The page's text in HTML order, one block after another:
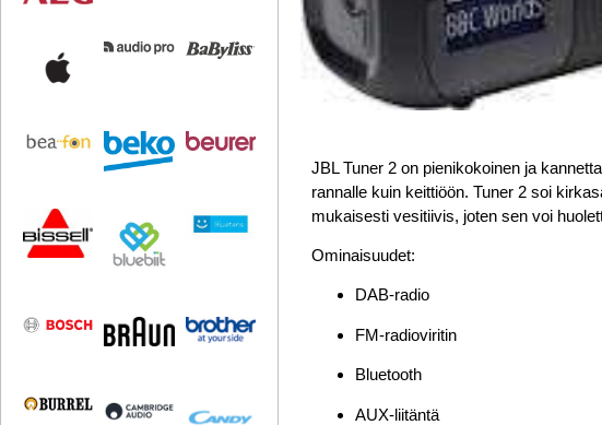
JBL Tuner 2 on pienikokoinen ja
rannalle kuin keittiöön. Tuner 2 soi
mukaisesti vesitiivis, joten sen voi
Ominaisuudet:
DAB-radio
FM-radioviritin
Bluetooth
AUX-liitäntä